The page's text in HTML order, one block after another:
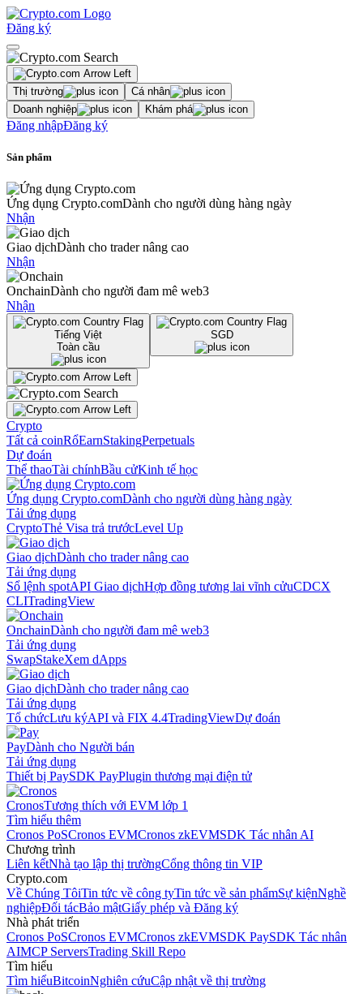
Đăng ký
Thị trường
Cá nhân
Doanh nghiệp
Khám phá
Đăng nhậpĐăng ký
Sản phẩm
Ứng dụng Crypto.comDành cho người dùng hàng ngày
Nhận
Giao dịchDành cho trader nâng cao
Nhận
OnchainDành cho người đam mê web3
Nhận
Tiếng Việt
Toàn cầu
SGD
Crypto
Tất cả coinRổEarnStakingPerpetuals
Dự đoán
Thể thaoTài chínhBầu cửKinh tế học
Ứng dụng Crypto.comDành cho người dùng hàng ngày
Tải ứng dụng
CryptoThẻ Visa trả trướcLevel Up
Giao dịchDành cho trader nâng cao
Tải ứng dụng
Sổ lệnh spotAPI Giao dịchHợp đồng tương lai vĩnh cửuCDCX
CLITradingView
OnchainDành cho người đam mê web3
Tải ứng dụng
SwapStakeXem dApps
Giao dịchDành cho trader nâng cao
Tải ứng dụng
Tổ chứcLưu kýAPI và FIX 4.4TradingViewDự đoán
PayDành cho Người bán
Tải ứng dụng
Thiết bị PaySDK PayPlugin thương mại điện tử
CronosTương thích với EVM lớp 1
Tìm hiểu thêm
Cronos PoSCronos EVMCronos zkEVMSDK Tác nhân AI
Chương trình
Liên kếtNhà tạo lập thị trườngCổng thông tin VIP
Crypto.com
Về Chúng TôiTin tức về công tyTin tức về sản phẩmSự kiệnNghề
nghiệpĐối tácBảo mậtGiấy phép và Đăng ký
Nhà phát triển
Cronos PoSCronos EVMCronos zkEVMSDK PaySDK Tác nhân
AIMCP ServersTrading Skill Repo
Tìm hiểu
Tìm hiểuBitcoinNghiên cứuCập nhật về thị trường